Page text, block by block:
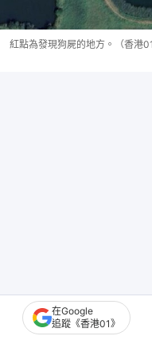
紅點為發現狗屍的地方。（香港01
在Google
追蹤《香港01》